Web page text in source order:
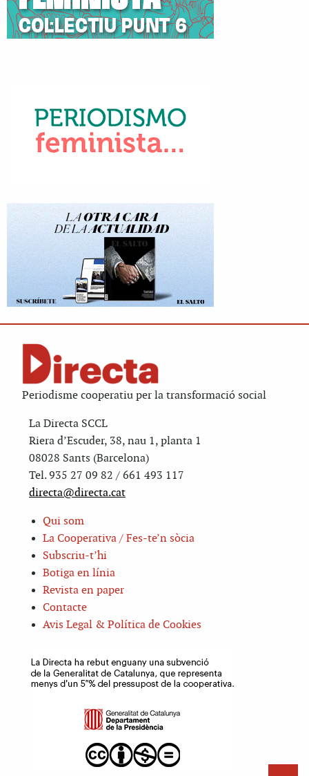
Periodisme cooperatiu per la transformació social
La Directa SCCL
Riera d’Escuder, 38, nau 1, planta 1
08028 Sants (Barcelona)
Tel. 935 27 09 82 / 661 493 117
directa@directa.cat
Qui som
La Cooperativa / Fes-te’n sòcia
Subscriu-t’hi
Botiga en línia
Revista en paper
Contacte
Avis Legal & Política de Cookies